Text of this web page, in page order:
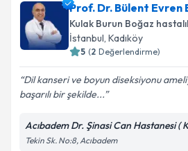
Prof. Dr. Bülent Evren
Kulak Burun Boğaz
İstanbul, Kadıköy
5 (2 Değerlendirme)
Dil kanseri ve boyun diseksiyonu
başarılı bir şekilde...
Acıbadem Dr. Şinasi Can Hastanesi (
Tekin Sk. No:8, Acıbadem